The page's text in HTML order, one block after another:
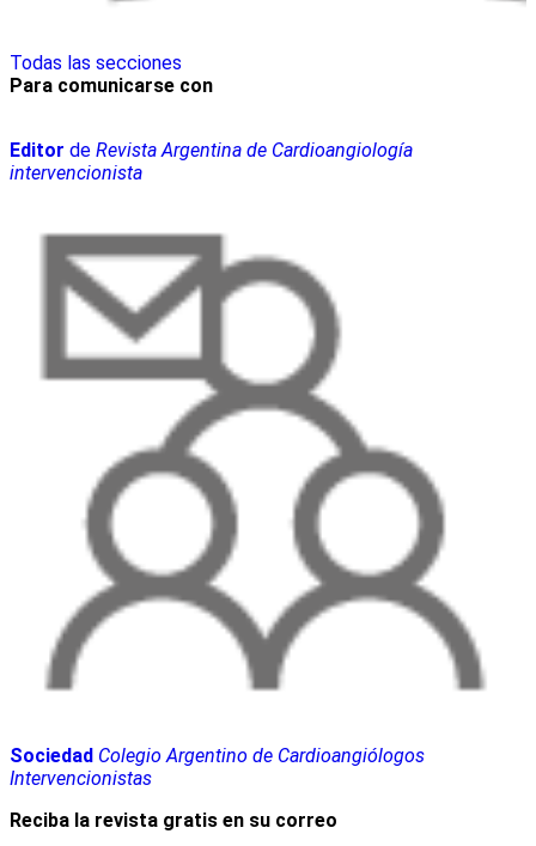
Todas las secciones
Para comunicarse con
Editor de Revista Argentina de Cardioangiología
intervencionista
Sociedad Colegio Argentino de Cardioangiólogos
Intervencionistas
Reciba la revista gratis en su correo